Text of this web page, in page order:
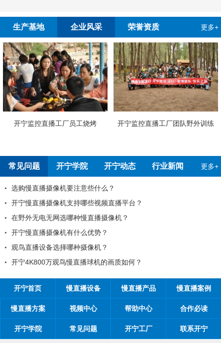
生产基地 企业风采 荣誉资质 更多+
烧烤
开宁监控直播工厂团队野外训练
常见问题 开宁学院 开宁动态 行业新闻 更多+
意些什么？
哪些视频直播平台？
慢直播摄像机？
么优势？
摄像机？
播球机的画质如何？
开宁首页 慢直播设备 慢直播产品 慢直播案例
慢直播方案 视频中心 帮助中心 合作必读
开宁学院 常见问题 开宁工厂 联系开宁